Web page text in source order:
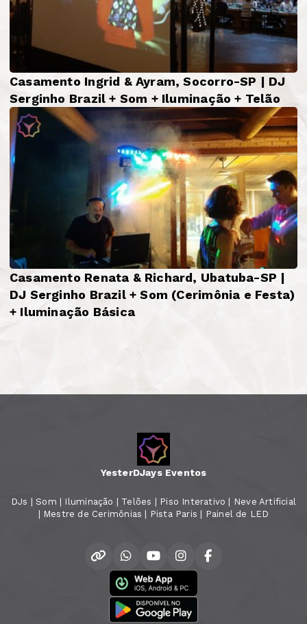
Casamento Ingrid & Ayram, Socorro-SP | DJ
Serginho Brazil + Som + Iluminação + Telão
Casamento Renata & Richard, Ubatuba-SP |
DJ Serginho Brazil + Som (Cerimônia e Festa)
+ Iluminação Básica
YesterDJays Eventos
DJs | Som | Iluminação | Telões | Piso Interativo | Neve Artificial
| Mestre de Cerimônias | Pista Paris | Painel de LED